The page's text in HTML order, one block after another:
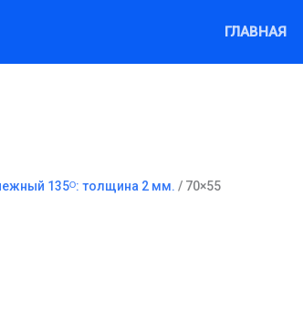
ГЛАВНАЯ
135ᴼ: толщина 2 мм. / 70×55